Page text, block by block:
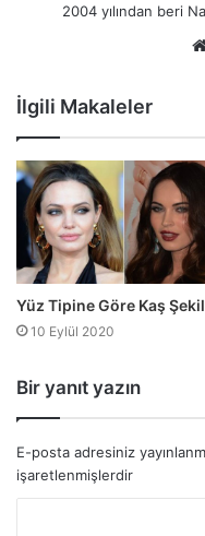
2004 yılından beri
İlgili Makaleler
Yüz Tipine Göre Kaş
10 Eylül 2020
Bir yanıt yazın
E-posta adresiniz
işaretlenmişlerdir